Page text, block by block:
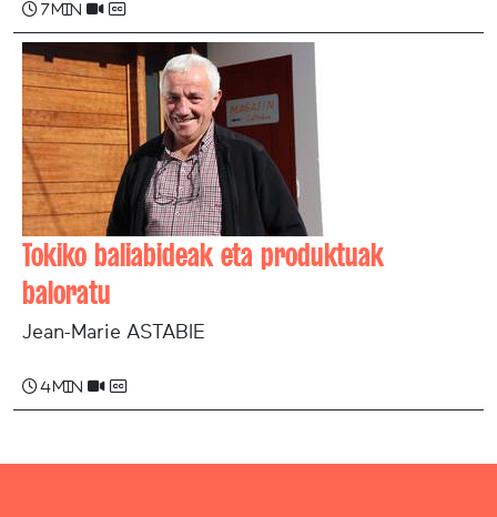
7 min
Tokiko baliabideak eta produktuak
baloratu
Jean-Marie ASTABIE
4 min